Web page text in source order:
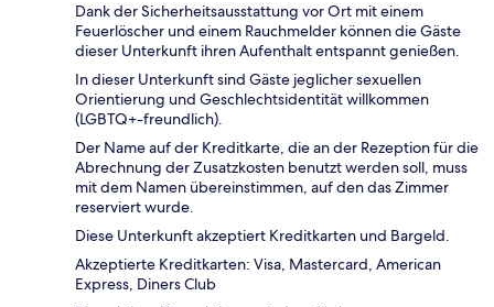
Dank der Sicherheitsausstattung vor Ort mit einem
Feuerlöscher und einem Rauchmelder können die Gäste
dieser Unterkunft ihren Aufenthalt entspannt genießen.
In dieser Unterkunft sind Gäste jeglicher sexuellen
Orientierung und Geschlechtsidentität willkommen
(LGBTQ+-freundlich).
Der Name auf der Kreditkarte, die an der Rezeption für die
Abrechnung der Zusatzkosten benutzt werden soll, muss
mit dem Namen übereinstimmen, auf den das Zimmer
reserviert wurde.
Diese Unterkunft akzeptiert Kreditkarten und Bargeld.
Akzeptierte Kreditkarten: Visa, Mastercard, American
Express, Diners Club